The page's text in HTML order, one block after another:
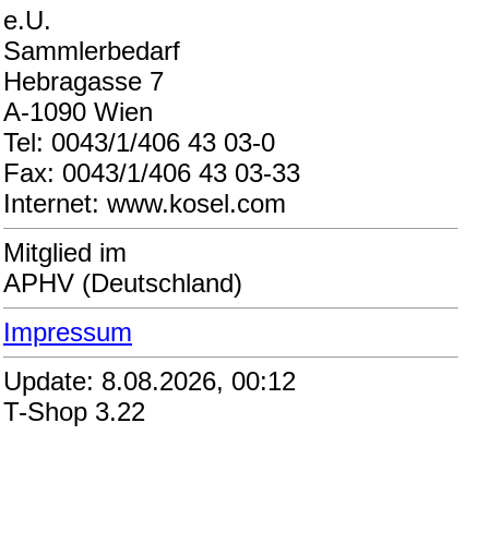
e.U.
Sammlerbedarf
Hebragasse 7
A-1090 Wien
Tel: 0043/1/406 43 03-0
Fax: 0043/1/406 43 03-33
Internet: www.kosel.com
Mitglied im
APHV (Deutschland)
Impressum
Update: 8.08.2026, 00:12
T-Shop 3.22